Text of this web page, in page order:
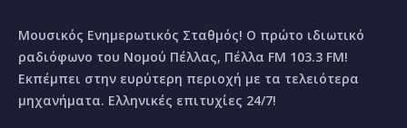
Μουσικός Ενημερωτικός Σταθμός! Ο πρώτο ιδιωτικό
ραδιόφωνο του Νομού Πέλλας, Πέλλα FM 103.3 FM!
Εκπέμπει στην ευρύτερη περιοχή με τα τελειότερα
μηχανήματα. Ελληνικές επιτυχίες 24/7!